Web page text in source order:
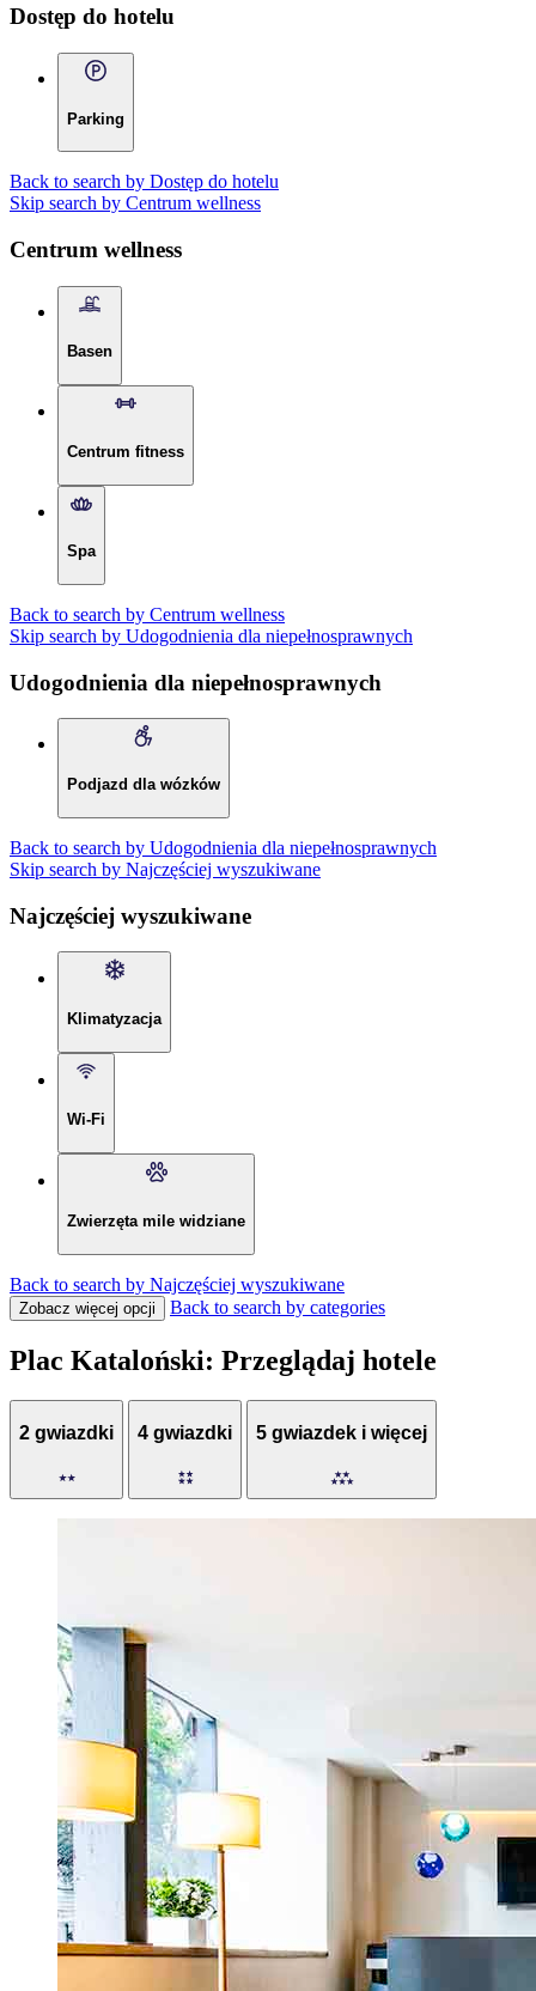
Dostęp do hotelu
Parking
Back to search by Dostęp do hotelu
Skip search by Centrum wellness
Centrum wellness
Basen
Centrum fitness
Spa
Back to search by Centrum wellness
Skip search by Udogodnienia dla niepełnosprawnych
Udogodnienia dla niepełnosprawnych
Podjazd dla wózków
Back to search by Udogodnienia dla niepełnosprawnych
Skip search by Najczęściej wyszukiwane
Najczęściej wyszukiwane
Klimatyzacja
Wi-Fi
Zwierzęta mile widziane
Back to search by Najczęściej wyszukiwane
Zobacz więcej opcji Back to search by categories
Plac Kataloński: Przeglądaj hotele
2 gwiazdki 4 gwiazdki 5 gwiazdek i więcej